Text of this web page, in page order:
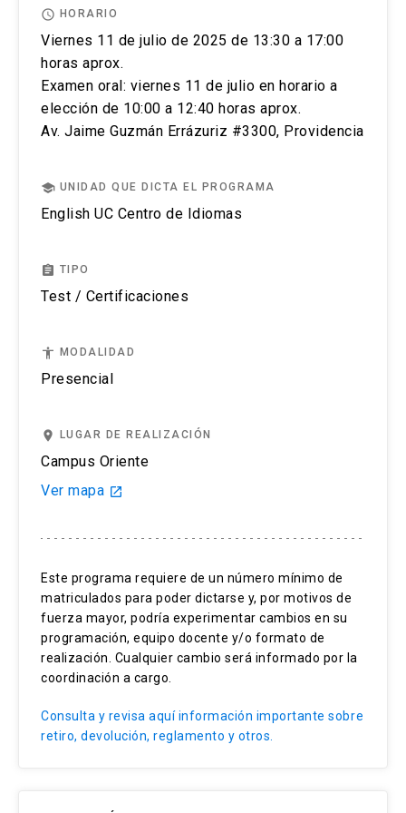
Una semana antes de la prueba se le enviará toda
la información sobre la prueba escrita y oral.
Puedes cancelar el registro de tu examen IELTS
en cualquier momento antes de rendir tu test
contactándonos vía correo a
englishuctesting@uc.cl. Las condiciones que se
solicitud y también de si es que existen
circunstancias excepcionales.
anticipación (sin contar el día del examen)
recibirás un reembolso del 75% del costo del
Si cancelas tu examen dentro de los 14 días y
con más de 3 días antes de la prueba (sin contar
Si solicitas cancelar el registro de tu examen
agendar la prueba en caso de que tu ausencia se
deba a una enfermedad será, fallecimiento de
algún familiar o emergencia. Toda solicitud
deberá ser enviada por correo a
englishuctesting@uc.cl y respaldada por un
tardar 5 días posteriores al día del examen
access_time HORARIO
Viernes 11 de julio de 2025 de 13:30 a 17:00
horas aprox.
Examen oral: viernes 11 de julio en horario a
elección de 10:00 a 12:40 horas aprox.
Av. Jaime Guzmán Errázuriz #3300, Providencia
school UNIDAD QUE DICTA EL PROGRAMA
English UC Centro de Idiomas
assignment TIPO
Test / Certificaciones
accessibility MODALIDAD
Presencial
place LUGAR DE REALIZACIÓN
Campus Oriente
Ver mapa launch
Este programa requiere de un número mínimo de
matriculados para poder dictarse y, por motivos de
fuerza mayor, podría experimentar cambios en su
programación, equipo docente y/o formato de
realización. Cualquier cambio será informado por la
coordinación a cargo.
Consulta y revisa aquí información importante sobre
retiro, devolución, reglamento y otros.